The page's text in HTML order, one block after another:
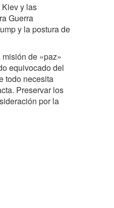
y las
Guerra
y la postura de
de «paz»
equivocado del
todo necesita
Preservar los
por la